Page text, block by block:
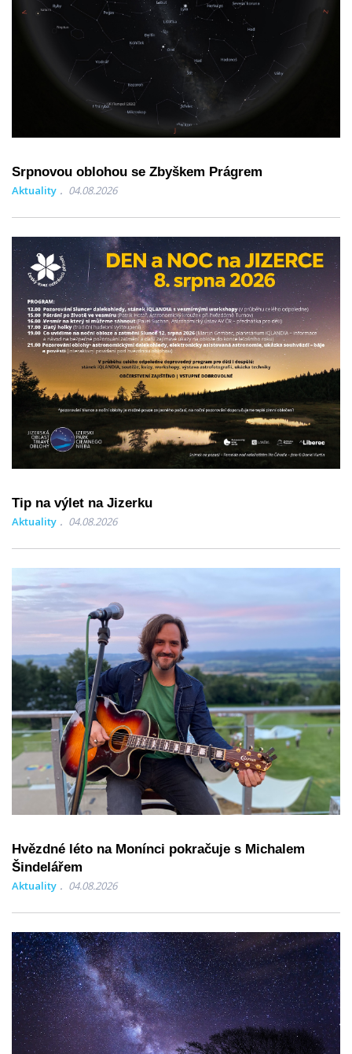
Srpnovou oblohou se Zbyškem Prágrem
Aktuality 04.08.2026
Tip na výlet na Jizerku
Aktuality 04.08.2026
Hvězdné léto na Monínci pokračuje s Michalem
Šindelářem
Aktuality 04.08.2026